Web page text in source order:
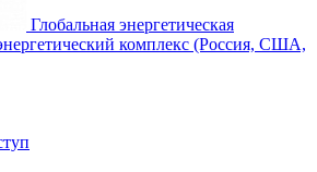
Глобальная энергетическая
комплекс (Россия, США,